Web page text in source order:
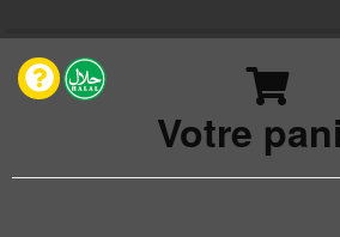
Votre